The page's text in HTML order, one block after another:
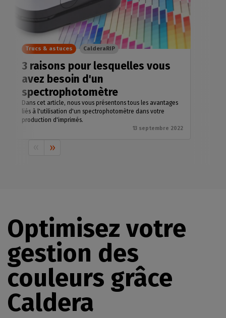
3 raisons pour lesquelles vous
avez besoin d'un
spectrophotomètre
Dans cet article, nous vous présentons tous les avantages
liés à l'utilisation d'un spectrophotomètre dans votre
production d'imprimés.
13 septembre 2022
Trucs & astuces CalderaRIP
Optimisez votre
gestion des
couleurs grâce
Caldera